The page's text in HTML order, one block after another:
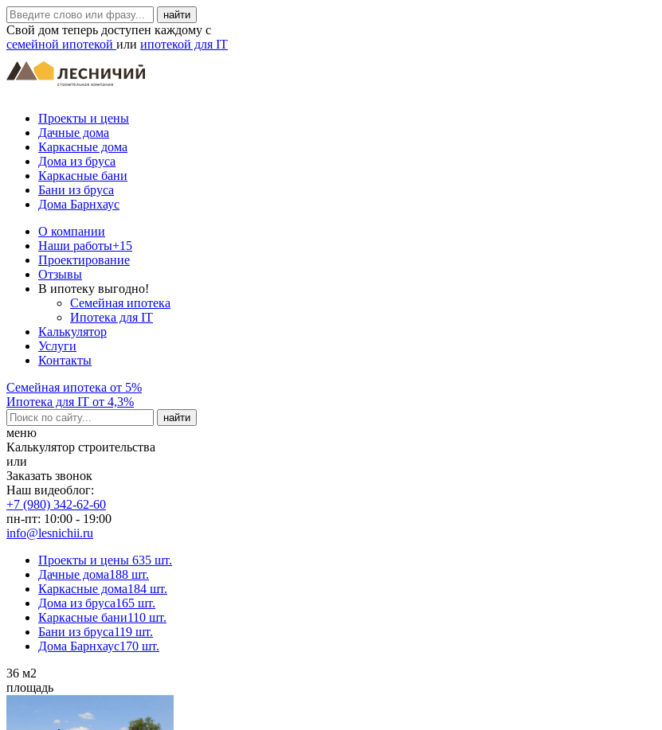
Свой дом теперь доступен каждому с
семейной ипотекой или ипотекой для IT
Проекты и цены
Дачные дома
Каркасные дома
Дома из бруса
Каркасные бани
Бани из бруса
Дома Барнхаус
О компании
Наши работы+15
Проектирование
Отзывы
В ипотеку выгодно!
Семейная ипотека
Ипотека для IT
Калькулятор
Услуги
Контакты
Семейная ипотека от 5%
Ипотека для IT от 4,3%
меню
Калькулятор строительства
или
Заказать звонок
Наш видеоблог:
+7 (980) 342-62-60
пн-пт: 10:00 - 19:00
info@lesnichii.ru
Проекты и цены 635 шт.
Дачные дома188 шт.
Каркасные дома184 шт.
Дома из бруса165 шт.
Каркасные бани110 шт.
Бани из бруса119 шт.
Дома Барнхаус170 шт.
36 м2
площадь